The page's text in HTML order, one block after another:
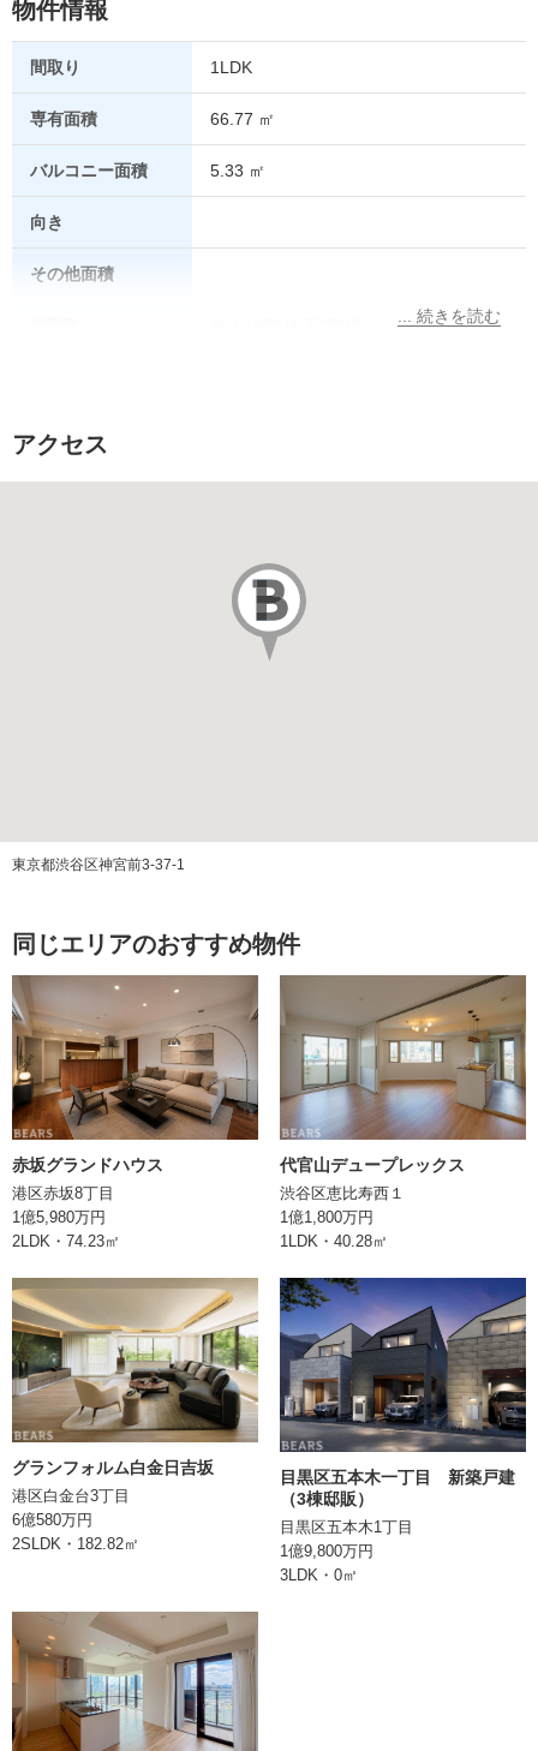
物件情報
間取り 1LDK
専有面積 66.77 ㎡
バルコニー面積 5.33 ㎡
向き
その他面積
総戸数
販売価格
管理会社 日本ハウズイング株式会社
管理費
ペット飼育 可（飼育細則有）
エレベーター あり
構造 RC(鉄筋コンクリート)造
土地権利
引渡 相談
取引形態 媒介
備考
情報登録日 2024/04/17
次回更新日
東京都千代田区丸の内二丁目1番1号
明治安田生命ビル10階
TEL:0362066070
東京都知事 (1) 第106896号
アクセス
東京都渋谷区神宮前3-37-1
同じエリアのおすすめ物件
赤坂グランドハウス
港区赤坂8丁目
1億5,980万円
2LDK・74.23㎡
代官山デュープレックス
渋谷区恵比寿西１
1億1,800万円
1LDK・40.28㎡
グランフォルム白金日吉坂
港区白金台3丁目
6億580万円
2SLDK・182.82㎡
目黒区五本木一丁目 新築戸建
（3棟邸販）
目黒区五本木1丁目
1億9,800万円
3LDK・0㎡